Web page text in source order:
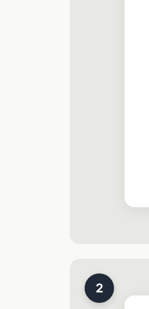
2